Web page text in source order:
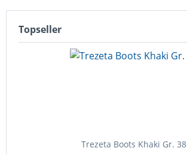
Topseller
Trezeta Boots Khaki Gr. 38